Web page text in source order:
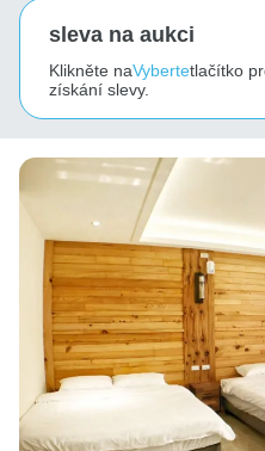
sleva na aukci
Klikněte naVybertetlačítko
získání slevy.